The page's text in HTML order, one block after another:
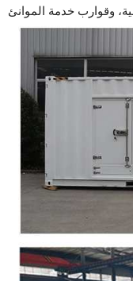
وقوارب خدمة الموانئ